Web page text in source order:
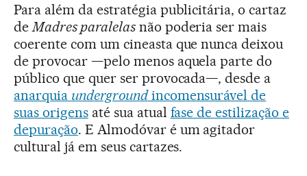
Para além da estratégia publicitária, o cartaz
deMadres paralelasnão poderia ser mais
coerente com um cineasta que nunca deixou
de provocar —pelo menos aquela parte do
público que quer ser provocada—, desde a
anarquia undergroundincomensurável de
suas origensaté sua atual fase de estilização e
depuração. E Almodóvar é um agitador
cultural já em seus cartazes.